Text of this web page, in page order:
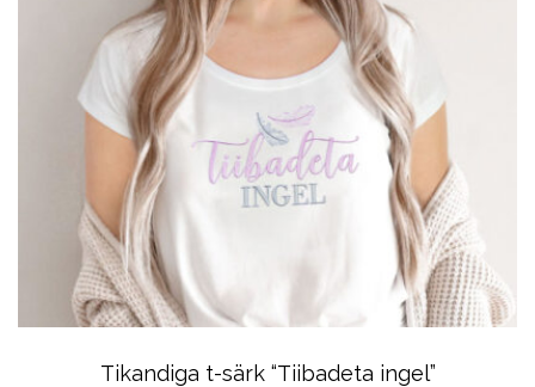
Multiple
Variants.
Options
May
Be
The
Product
Tikandiga t-särk “Tiibadeta ingel”